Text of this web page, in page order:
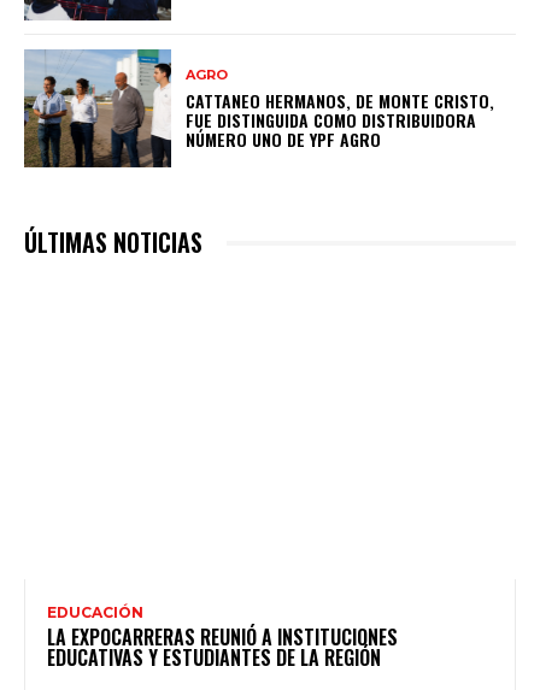
AGRO
CATTANEO HERMANOS, DE MONTE CRISTO,
FUE DISTINGUIDA COMO DISTRIBUIDORA
NÚMERO UNO DE YPF AGRO
ÚLTIMAS NOTICIAS
EDUCACIÓN
LA EXPOCARRERAS REUNIÓ A INSTITUCIONES
EDUCATIVAS Y ESTUDIANTES DE LA REGIÓN